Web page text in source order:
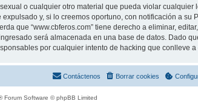
o cualquier otro material que pueda violar cualquier
y, si lo creemos oportuno, con notificación a su
que “www.cbferos.com” tiene derecho a eliminar,
será almacenada en una base de datos. Dado
por cualquier intento de hacking que conlleve
Borrar cookies
Contáctenos
Forum Software © phpBB Limited